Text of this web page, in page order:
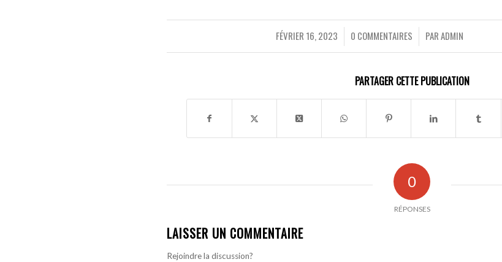
FÉVRIER 16, 2023
/ 0 COMMENTAIRES
/ PARADMIN
PARTAGER CETTE PUBLICATION
0
RÉPONSES
LAISSER UN COMMENTAIRE
Rejoindre la discussion?